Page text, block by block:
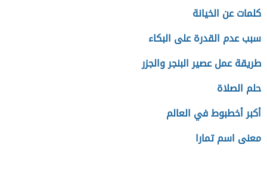
كلمات عن الخيانة
سبب عدم القدرة على البكاء
طريقة عمل عصير البنجر والجزر
حلم الصلاة
أكبر أخطبوط في العالم
معنى اسم تمارا